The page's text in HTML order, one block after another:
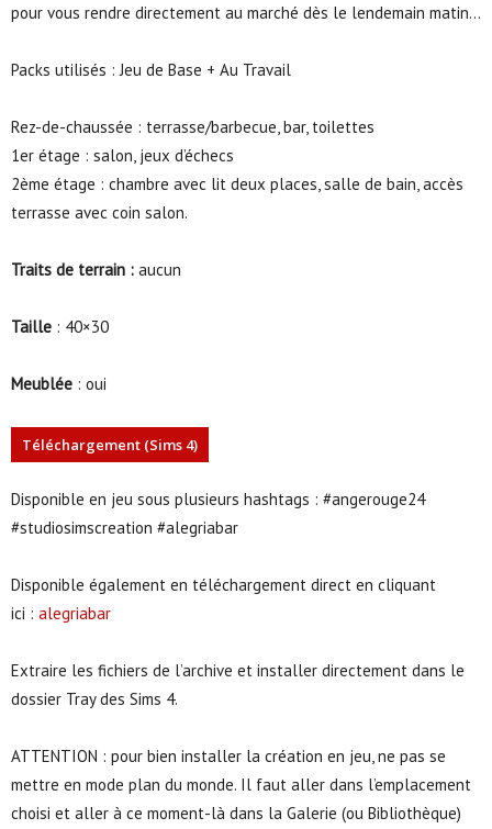
pour vous rendre directement au marché dès le lendemain matin…
Packs utilisés : Jeu de Base + Au Travail
Rez-de-chaussée : terrasse/barbecue, bar, toilettes
1er étage : salon, jeux d’échecs
2ème étage : chambre avec lit deux places, salle de bain, accès
terrasse avec coin salon.
Traits de terrain : aucun
Taille : 40×30
Meublée : oui
Téléchargement (Sims 4)
Disponible en jeu sous plusieurs hashtags : #angerouge24
#studiosimscreation #alegriabar
Disponible également en téléchargement direct en cliquant
ici : alegriabar
Extraire les fichiers de l’archive et installer directement dans le
dossier Tray des Sims 4.
ATTENTION : pour bien installer la création en jeu, ne pas se
mettre en mode plan du monde. Il faut aller dans l’emplacement
choisi et aller à ce moment-là dans la Galerie (ou Bibliothèque)